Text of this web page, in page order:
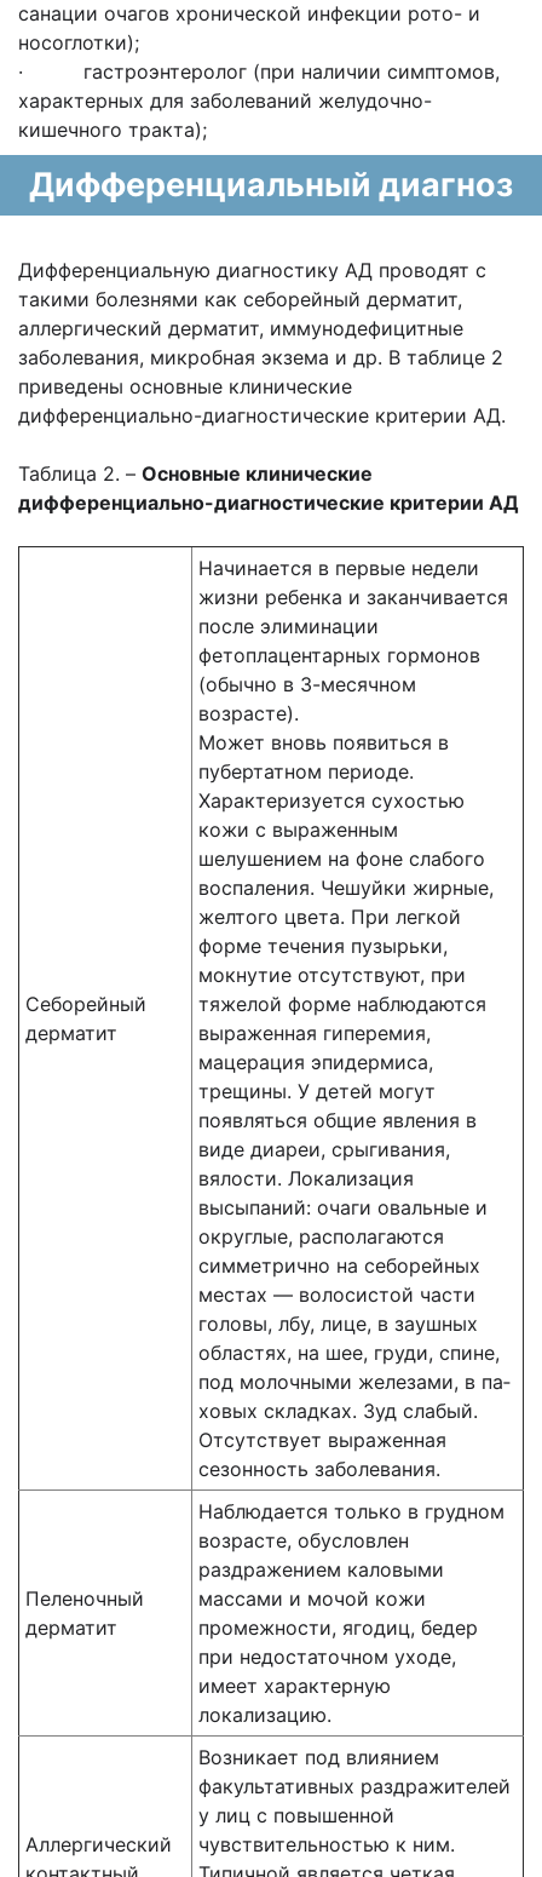
санации очагов хронической инфекции рото- и
носоглотки);
· гастроэнтеролог (при наличии симптомов,
характерных для заболеваний желудочно-
кишечного тракта);
Дифференциальный диагноз
Дифференциальную диагностику АД проводят с
такими болезнями как себорейный дерматит,
аллергический дерматит, иммунодефицитные
заболевания, микробная экзема и др. В таблице 2
приведены основные клинические
дифференциально-диагностические критерии АД.
Таблица 2. – Основные клинические
дифференциально-диагностические критерии АД
Себорейный
дерматит
Начинается в первые недели
жизни ребенка и заканчивается
после элиминации
фетоплацентарных гормонов
(обычно в 3-месячном
возрасте).
Может вновь появиться в
пубертатном периоде.
Характеризуется сухостью
кожи с выраженным
шелушением на фоне слабого
воспаления. Чешуйки жирные,
желтого цвета. При легкой
форме течения пузырьки,
мокнутие отсутствуют, при
тяжелой форме наблюдаются
выраженная гиперемия,
мацерация эпидермиса,
трещины. У детей могут
появляться общие явления в
виде диареи, срыгивания,
вялости. Локализация
высыпаний: очаги овальные и
округлые, располагаются
симметрично на себорейных
местах — волосистой части
головы, лбу, лице, в заушных
областях, на шее, груди, спине,
под молочными железами, в па­
ховых складках. Зуд слабый.
Отсутствует выраженная
сезонность заболевания.
Пеленочный
дерматит
Наблюдается только в грудном
возрасте, обусловлен
раздражением каловыми
массами и мочой кожи
промежности, ягодиц, бедер
при недостаточном уходе,
имеет характерную
локализацию.
Аллергический
Возникает под влиянием
факультативных раздражителей
у лиц с повышенной
чувствительностью к ним.